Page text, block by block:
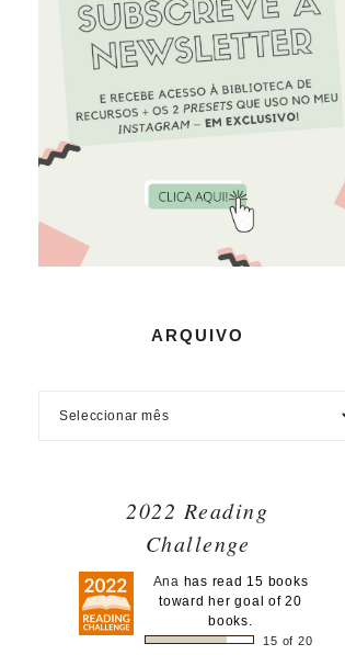
ARQUIVO
2022 Reading
Challenge
Ana has read 15 books
toward her goal of 20
books.
15 of 20